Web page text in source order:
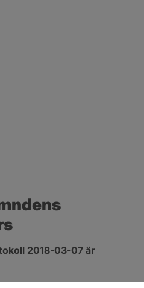
2018-03-07 är
kB, öppnas i nytt fönster.